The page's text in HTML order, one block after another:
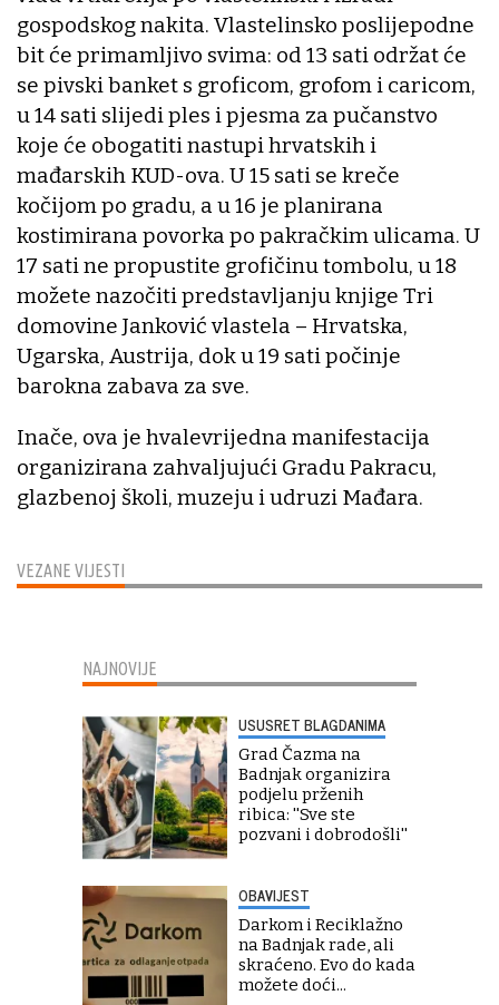
VEZANE VIJESTI
gospodskog nakita. Vlastelinsko poslijepodne
bit će primamljivo svima: od 13 sati održat će
se pivski banket s groficom, grofom i caricom,
u 14 sati slijedi ples i pjesma za pučanstvo
koje će obogatiti nastupi hrvatskih i
mađarskih KUD-ova. U 15 sati se kreče
kočijom po gradu, a u 16 je planirana
kostimirana povorka po pakračkim ulicama. U
17 sati ne propustite grofičinu tombolu, u 18
možete nazočiti predstavljanju knjige Tri
domovine Janković vlastela – Hrvatska,
Ugarska, Austrija, dok u 19 sati počinje
barokna zabava za sve.
Inače, ova je hvalevrijedna manifestacija
organizirana zahvaljujući Gradu Pakracu,
glazbenoj školi, muzeju i udruzi Mađara.
NAJNOVIJE
USUSRET BLAGDANIMA
Grad Čazma na
Badnjak organizira
podjelu prženih
ribica: ''Sve ste
pozvani i dobrodošli''
OBAVIJEST
Darkom i Reciklažno
na Badnjak rade, ali
skraćeno. Evo do kada
možete doći...